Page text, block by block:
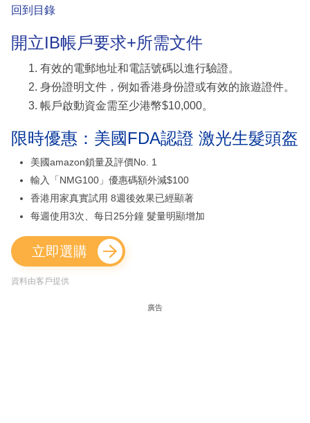
回到目錄
開立IB帳戶要求+所需文件
有效的電郵地址和電話號碼以進行驗證。
身份證明文件，例如香港身份證或有效的旅遊證件。
帳戶啟動資金需至少港幣$10,000。
限時優惠：美國FDA認證 激光生髮頭盔
美國amazon鎖量及評價No. 1
輸入「NMG100」優惠碼額外減$100
香港用家真實試用 8週後效果已經顯著
每週使用3次、每日25分鐘 髮量明顯增加
立即選購
資料由客戶提供
廣告